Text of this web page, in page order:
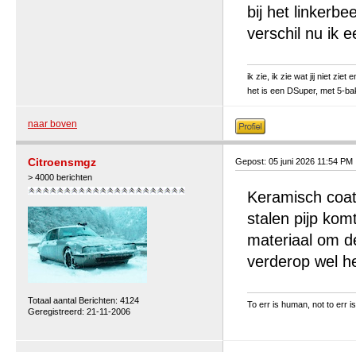
bij het
verschil nu ik
ik zie, ik zie wat jij niet ziet
het is een DSuper, met 5-
naar boven
Citroensmgz
> 4000 berichten
Totaal aantal Berichten: 4124
Geregistreerd: 21-11-2006
Gepost: 05 juni 2026 11:54 PM
Keramisch
stalen pijp
materiaal om
verderop wel
To err is human, not to err